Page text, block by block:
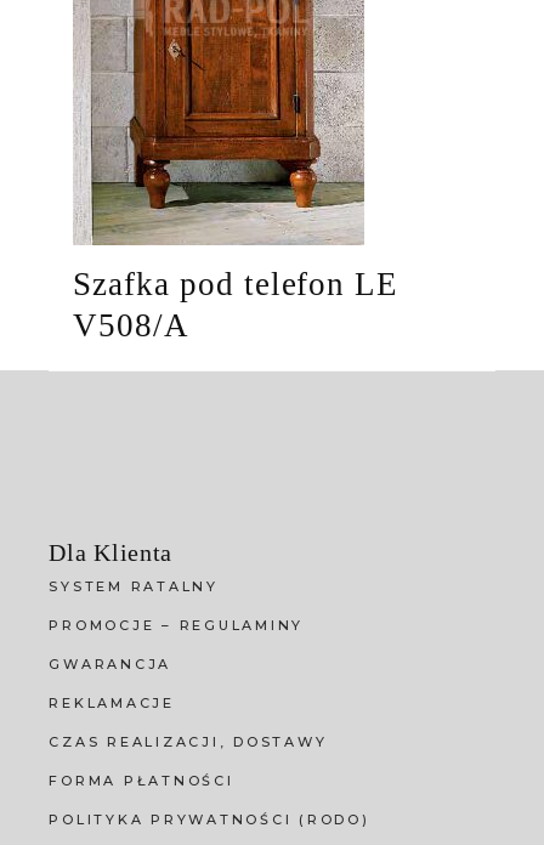
Szafka pod telefon LE
V508/A
Dla Klienta
SYSTEM RATALNY
PROMOCJE – REGULAMINY
GWARANCJA
REKLAMACJE
CZAS REALIZACJI, DOSTAWY
FORMA PŁATNOŚCI
POLITYKA PRYWATNOŚCI (RODO)